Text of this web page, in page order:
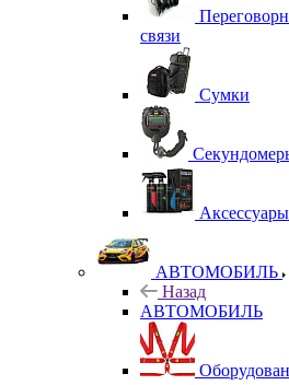
связи
Сумки
Аксессуары
АВТОМОБИЛЬ
Назад
АВТОМОБИЛЬ